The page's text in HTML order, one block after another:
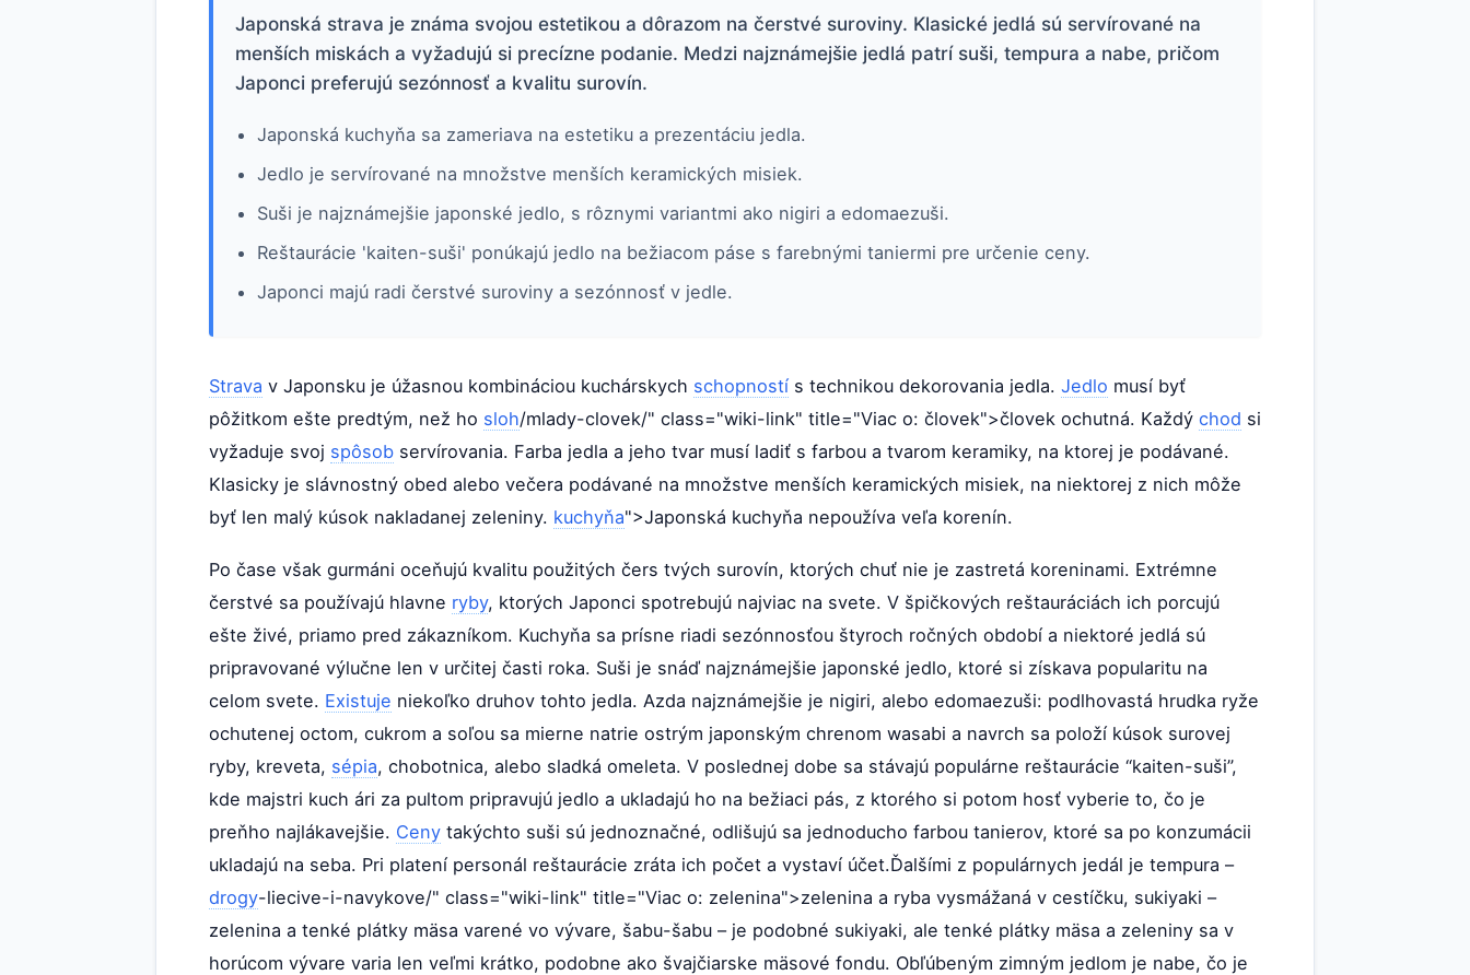
Japonská strava je známa svojou estetikou a dôrazom na čerstvé suroviny. Klasické jedlá sú servírované na
menších miskách a vyžadujú si precízne podanie. Medzi najznámejšie jedlá patrí suši, tempura a nabe, pričom
Japonci preferujú sezónnosť a kvalitu surovín.
Japonská kuchyňa sa zameriava na estetiku a prezentáciu jedla.
Jedlo je servírované na množstve menších keramických misiek.
Suši je najznámejšie japonské jedlo, s rôznymi variantmi ako nigiri a edomaezuši.
Reštaurácie 'kaiten-suši' ponúkajú jedlo na bežiacom páse s farebnými taniermi pre určenie ceny.
Japonci majú radi čerstvé suroviny a sezónnosť v jedle.
Strava v Japonsku je úžasnou kombináciou kuchárskych schopností s technikou dekorovania jedla. Jedlo musí byť
pôžitkom ešte predtým, než ho sloh/mlady-clovek/" class="wiki-link" title="Viac o: človek">človek ochutná. Každý chod si
vyžaduje svoj spôsob servírovania. Farba jedla a jeho tvar musí ladiť s farbou a tvarom keramiky, na ktorej je podávané.
Klasicky je slávnostný obed alebo večera podávané na množstve menších keramických misiek, na niektorej z nich môže
byť len malý kúsok nakladanej zeleniny. kuchyňa">Japonská kuchyňa nepoužíva veľa korenín.
Po čase však gurmáni oceňujú kvalitu použitých čers tvých surovín, ktorých chuť nie je zastretá koreninami. Extrémne
čerstvé sa používajú hlavne ryby, ktorých Japonci spotrebujú najviac na svete. V špičkových reštauráciách ich porcujú
ešte živé, priamo pred zákazníkom. Kuchyňa sa prísne riadi sezónnosťou štyroch ročných období a niektoré jedlá sú
pripravované výlučne len v určitej časti roka. Suši je snáď najznámejšie japonské jedlo, ktoré si získava popularitu na
celom svete. Existuje niekoľko druhov tohto jedla. Azda najznámejšie je nigiri, alebo edomaezuši: podlhovastá hrudka ryže
ochutenej octom, cukrom a soľou sa mierne natrie ostrým japonským chrenom wasabi a navrch sa položí kúsok surovej
ryby, kreveta, sépia, chobotnica, alebo sladká omeleta. V poslednej dobe sa stávajú populárne reštaurácie “kaiten-suši”,
kde majstri kuch ári za pultom pripravujú jedlo a ukladajú ho na bežiaci pás, z ktorého si potom hosť vyberie to, čo je
preňho najlákavejšie. Ceny takýchto suši sú jednoznačné, odlišujú sa jednoducho farbou tanierov, ktoré sa po konzumácii
ukladajú na seba. Pri platení personál reštaurácie zráta ich počet a vystaví účet.Ďalšími z populárnych jedál je tempura –
drogy-liecive-i-navykove/" class="wiki-link" title="Viac o: zelenina">zelenina a ryba vysmážaná v cestíčku, sukiyaki –
zelenina a tenké plátky mäsa varené vo vývare, šabu-šabu – je podobné sukiyaki, ale tenké plátky mäsa a zeleniny sa v
horúcom vývare varia len veľmi krátko, podobne ako švajčiarske mäsové fondu. Obľúbeným zimným jedlom je nabe, čo je